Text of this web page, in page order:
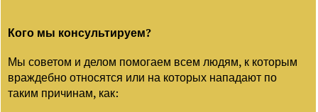
Кого мы консультируем?
Мы советом и делом помогаем всем людям, к которым
враждебно относятся или на которых нападают по
таким причинам, как: